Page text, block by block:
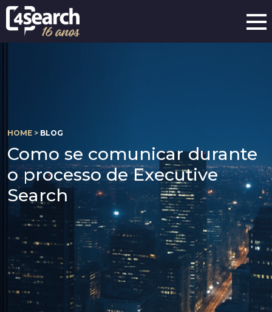
HOME > BLOG
Como se comunicar durante
o processo de Executive
Search